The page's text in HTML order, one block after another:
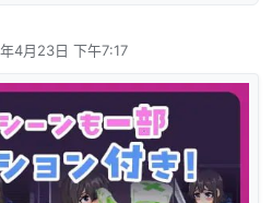
4月23日 下午7:17